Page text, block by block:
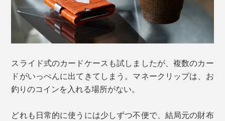
スライド式のカードケースも試しましたが、複数のカー
ドがいっぺんに出てきてしまう。マネークリップは、お
釣りのコインを入れる場所がない。
どれも日常的に使うには少しずつ不便で、結局元の財布